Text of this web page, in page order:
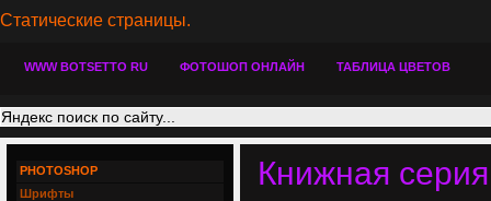
Статические страницы.
WWW BOTSETTO RU ФОТОШОП ОНЛАЙН ТАБЛИЦА ЦВЕТОВ
Книжная
PHOTOSHOP
Шрифты